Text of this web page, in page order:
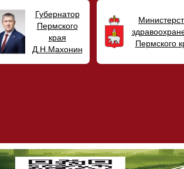
Губернатор
Пермского
края
Д.Н.Махонин
Пермского